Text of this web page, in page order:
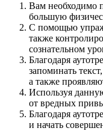
Вам необходимо
большую
С помощью
также
сознательном
Благодаря
запоминать
а также
Используя
от вредных
Благодаря
и начать